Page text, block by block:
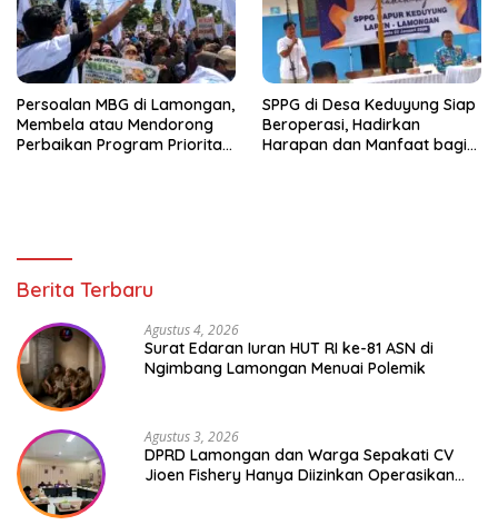
Persoalan MBG di Lamongan,
Membela atau Mendorong
Perbaikan Program Prioritas
SPPG di Desa Keduyung Siap
Beroperasi, Hadirkan
Harapan dan Manfaat bagi
Berita Terbaru
Agustus 4, 2026
Surat Edaran Iuran HUT RI ke-81 ASN di
Ngimbang Lamongan Menuai Polemik
Agustus 3, 2026
DPRD Lamongan dan Warga Sepakati CV
Jioen Fishery Hanya Diizinkan Operasikan